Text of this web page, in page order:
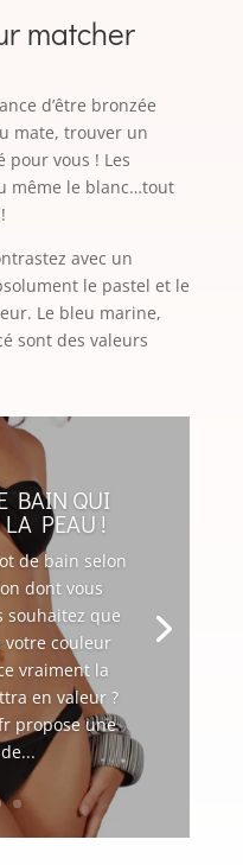
matcher
d’être bronzée
mate, trouver un
pour vous ! Les
même le blanc…tout
avec un
le pastel et le
Le bleu marine,
sont des valeurs
BAIN QUI
PEAU !
de bain selon
dont vous
souhaitez que
couleur
vraiment la
en valeur ?
propose une